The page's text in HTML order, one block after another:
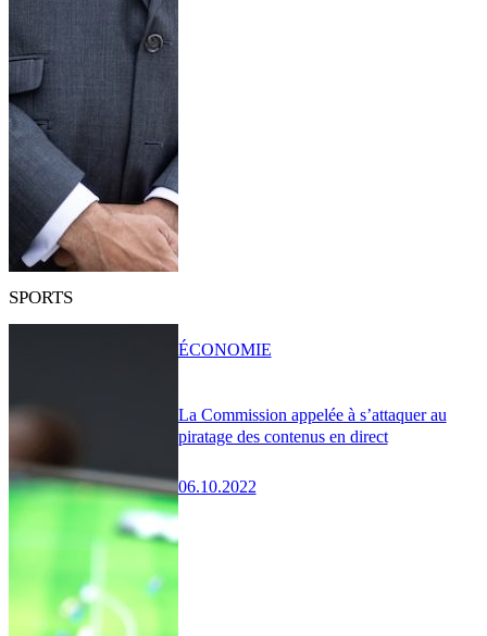
SPORTS
La Commission appelée à s’attaquer au
piratage des contenus en direct
06.10.2022
ÉCONOMIE